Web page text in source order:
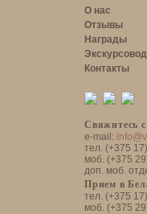
О нас
Отзывы
Награды
Контакты
Свяжитесь
e-mail:
тел. (+375 17)
моб. (+375
доп. моб.
Прием в
тел. (+375 17)
моб. (+375